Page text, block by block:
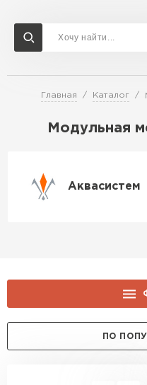
Главная Каталог
Модульная
Аквасистем
ПО
Доставка и оплата
Перейти в каталог